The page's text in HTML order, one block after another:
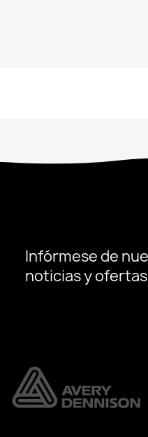
Infórmese de
noticias y